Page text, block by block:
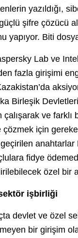
yazıldığı,
şifre çözücü
yapıyor. Biti
Lab ve
fazla girişimi
Birleşik
çalışarak ve
çözmek için
anahtarlar
fidye
özel bir
işbirliği
devlet ve özel
bir girişim